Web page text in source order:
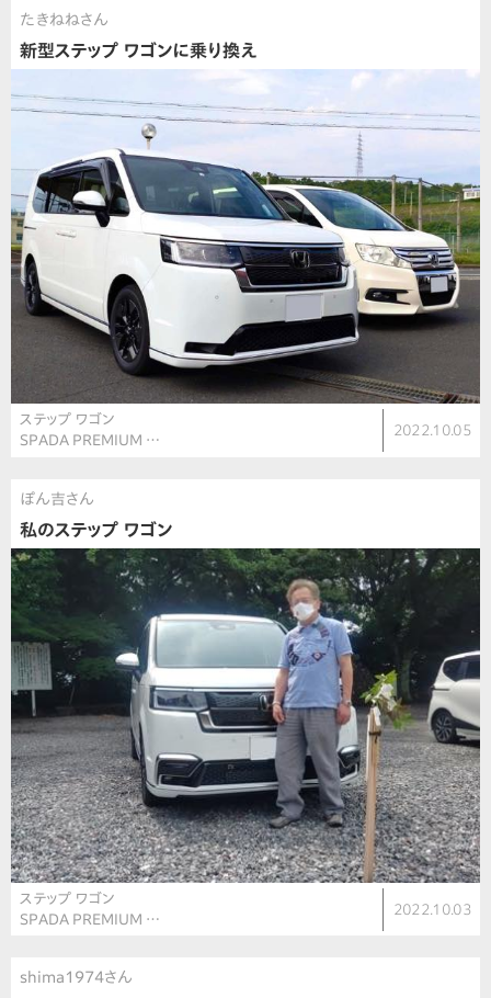
たきねねさん
新型ステップ ワゴンに乗り換え
ステップ ワゴン
SPADA PREMIUM …
2022.10.05
ぽん吉さん
私のステップ ワゴン
ステップ ワゴン
SPADA PREMIUM …
2022.10.03
shima1974さん